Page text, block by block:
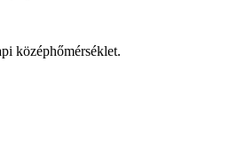
középhőmérséklet.